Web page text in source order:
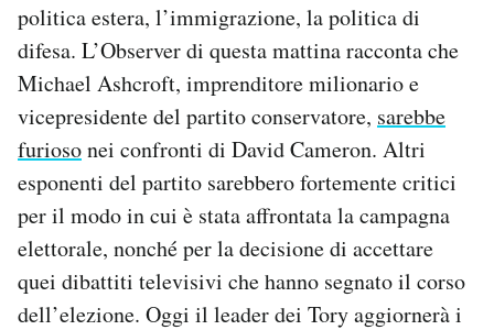
politica estera, l’immigrazione, la politica di
difesa. L’Observer di questa mattina racconta che
Michael Ashcroft, imprenditore milionario e
vicepresidente del partito conservatore, sarebbe
furiosonei confronti di David Cameron. Altri
esponenti del partito sarebbero fortemente critici
per il modo in cui è stata affrontata la campagna
elettorale, nonché per la decisione di accettare
quei dibattiti televisivi che hanno segnato il corso
dell’elezione. Oggi il leader dei Tory aggiornerà i